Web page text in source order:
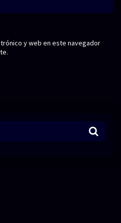
y web en este navegador